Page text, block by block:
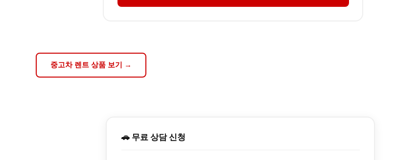
중고차 렌트 상품 보기 →
🚗 무료 상담 신청